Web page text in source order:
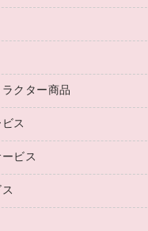
Ｄ
モニター
品・飲料
タント
ティ飲料
ーヒー
ガー
ク
カー・備品
コーヒー
クター商品
ャラクター商品
ス
ービス
印）作成サービス
ーサイズ印）作成サービス
ビス
タンプ作成サービス
タンプ作成サービス
ビス